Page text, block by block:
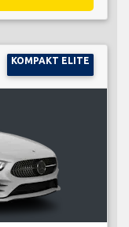
KOMPAKT ELITE